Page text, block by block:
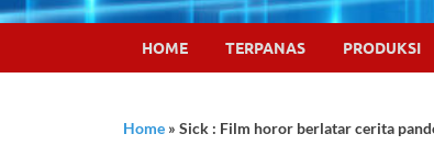
HOME TERPANAS PRODUKSI
Home » Sick : Film horor berlatar cerita